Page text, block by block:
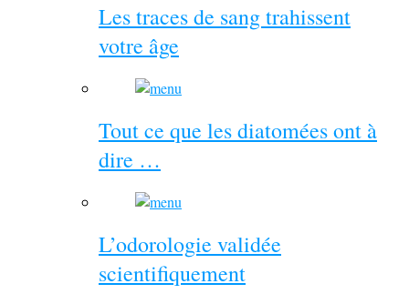
Les traces de sang trahissent
votre âge
Tout ce que les diatomées ont à
dire …
L’odorologie validée
scientifiquement